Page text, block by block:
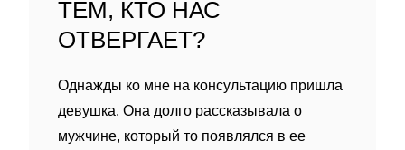
ТЕМ, КТО НАС
ОТВЕРГАЕТ?
Однажды ко мне на консультацию пришла
девушка. Она долго рассказывала о
мужчине, который то появлялся в ее